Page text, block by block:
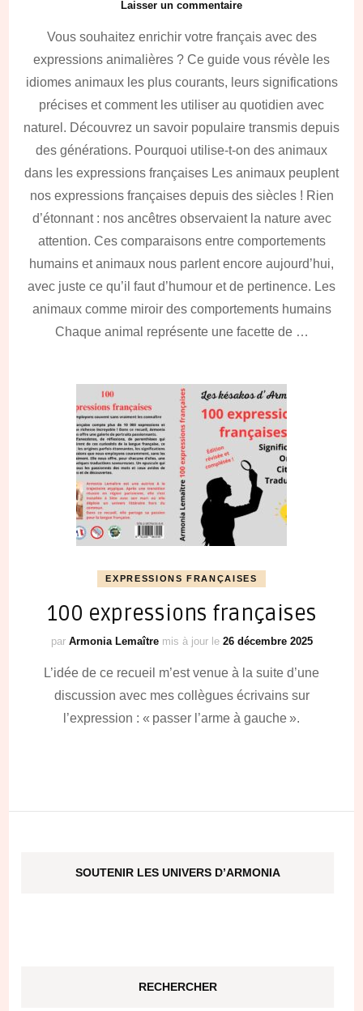
Laisser un commentairesur
expressions
françaises
des
animaux
connaître
Vous souhaitez enrichir votre français avec des
expressions animalières ? Ce guide vous révèle les
idiomes animaux les plus courants, leurs significations
précises et comment les utiliser au quotidien avec
naturel. Découvrez un savoir populaire transmis depuis
des générations. Pourquoi utilise-t-on des animaux
dans les expressions françaises Les animaux peuplent
nos expressions françaises depuis des siècles ! Rien
d’étonnant : nos ancêtres observaient la nature avec
attention. Ces comparaisons entre comportements
humains et animaux nous parlent encore aujourd’hui,
avec juste ce qu’il faut d’humour et de pertinence. Les
animaux comme miroir des comportements humains
Chaque animal représente une facette de …
EXPRESSIONS FRANÇAISES
100 expressions françaises
par Armonia Lemaître mis à jour le 26 décembre 2025
L’idée de ce recueil m’est venue à la suite d’une
discussion avec mes collègues écrivains sur
l’expression : « passer l’arme à gauche ».
SOUTENIR LES UNIVERS D’ARMONIA
RECHERCHER